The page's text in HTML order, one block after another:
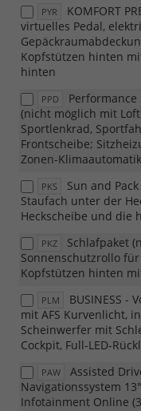
PYR
KOMFORT
virtuelles Pedal,
Kopfstützen hinten
hinten
PPD
(nicht möglich mit
Sportlenkrad,
Frontscheibe;
Zonen-Klimaautomatik
PKS
Sun and
Staufach unter der
Heckscheibe und die
PKZ
Schlafpaket
Sonnenschutzrollo
Kopfstützen hinten
PLM
BUSINESS -
mit AFS Kurvenlicht,
Scheinwerfer mit
Cockpit, Full-LED-
PAW
Assisted
Navigationssystem
Infotainment Online